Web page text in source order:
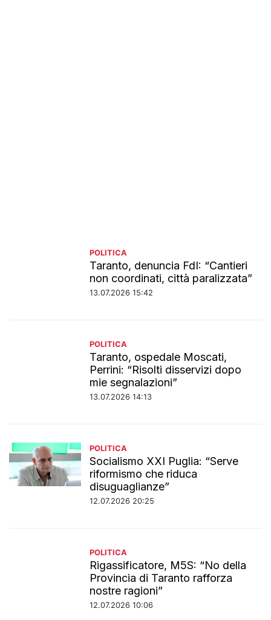
POLITICA
Taranto, denuncia FdI: “Cantieri
non coordinati, città paralizzata”
13.07.2026 15:42
POLITICA
Taranto, ospedale Moscati,
Perrini: “Risolti disservizi dopo
mie segnalazioni”
13.07.2026 14:13
POLITICA
Socialismo XXI Puglia: “Serve
riformismo che riduca
disuguaglianze”
12.07.2026 20:25
POLITICA
Rigassificatore, M5S: “No della
Provincia di Taranto rafforza
nostre ragioni”
12.07.2026 10:06